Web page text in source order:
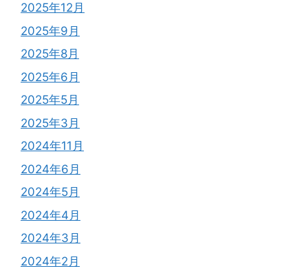
2025年12月
2025年9月
2025年8月
2025年6月
2025年5月
2025年3月
2024年11月
2024年6月
2024年5月
2024年4月
2024年3月
2024年2月